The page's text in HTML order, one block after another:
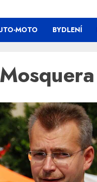
MOTO BYDLENÍ